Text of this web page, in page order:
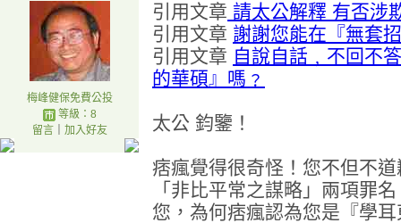
梅峰健保免費公投
等級：8
留言｜ 加入好友
引用文章 請太公解釋 有否涉
引用文章 謝謝您能在『無套
引用文章 自說自話﹐不回不
的華碩』嗎﹖
太公 鈞鑒！
痞瘋覺得很奇怪！您不但不
「非比平常之謀略」兩項罪
您，為何痞瘋認為您是『學